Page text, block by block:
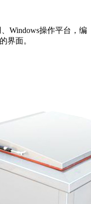
Windows操作平台，编
界面。